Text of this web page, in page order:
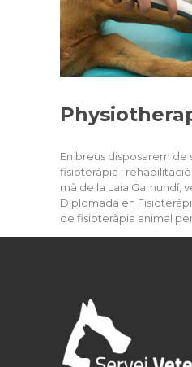
SERVICES
IMAGE
DON’T
CATALÀ
En breus disposarem de
fisioteràpia i
mà de la Laia Gamundí,
Diplomada en
de fisioteràpia animal